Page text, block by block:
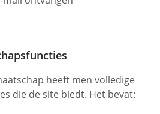
heeft men volledige
die de site biedt. Het bevat: